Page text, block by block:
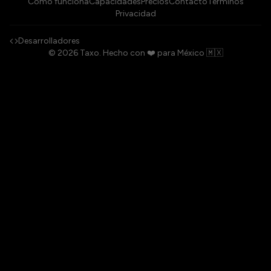
Privacidad
Desarrolladores
© 2026Taxo. Hecho con ❤️ para México 🇲🇽